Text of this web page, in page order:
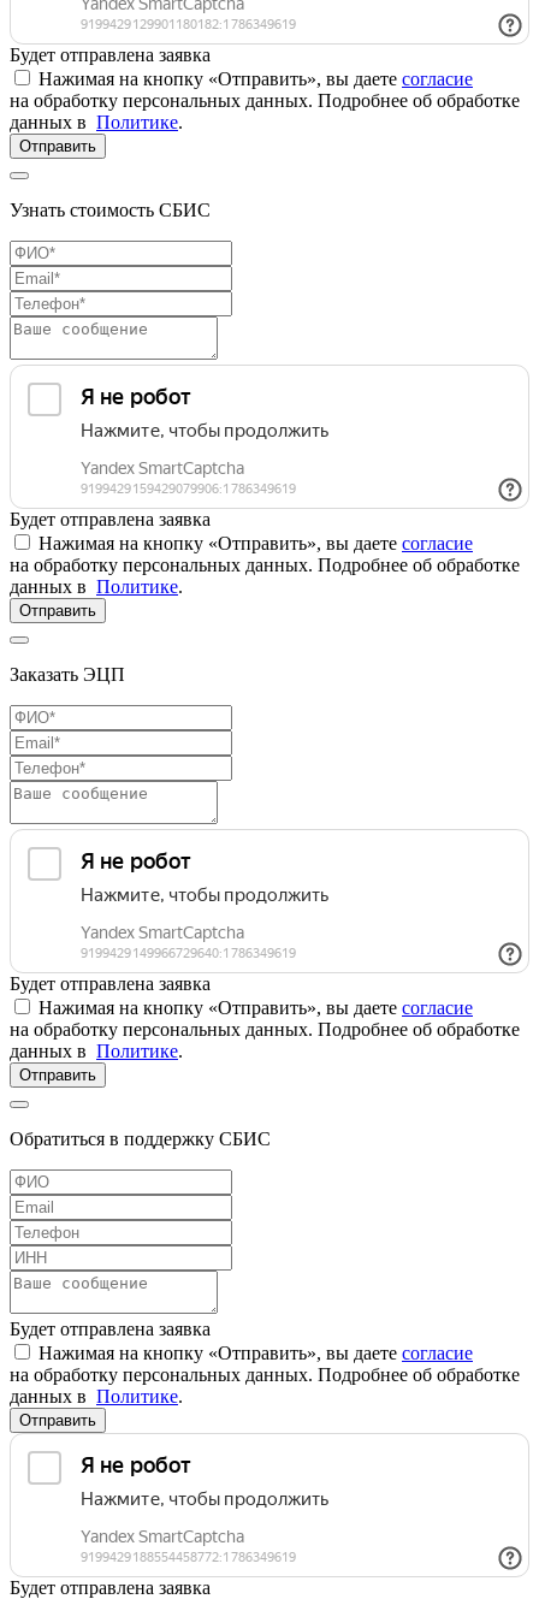
Будет отправлена заявка
Нажимая на кнопку «Отправить», вы даете согласие
на обработку персональных данных. Подробнее об обработке
данных в Политике.
Отправить
Узнать стоимость СБИС
Будет отправлена заявка
Нажимая на кнопку «Отправить», вы даете согласие
на обработку персональных данных. Подробнее об обработке
данных в Политике.
Отправить
Заказать ЭЦП
Будет отправлена заявка
Нажимая на кнопку «Отправить», вы даете согласие
на обработку персональных данных. Подробнее об обработке
данных в Политике.
Отправить
Обратиться в поддержку СБИС
Будет отправлена заявка
Нажимая на кнопку «Отправить», вы даете согласие
на обработку персональных данных. Подробнее об обработке
данных в Политике.
Отправить
Будет отправлена заявка